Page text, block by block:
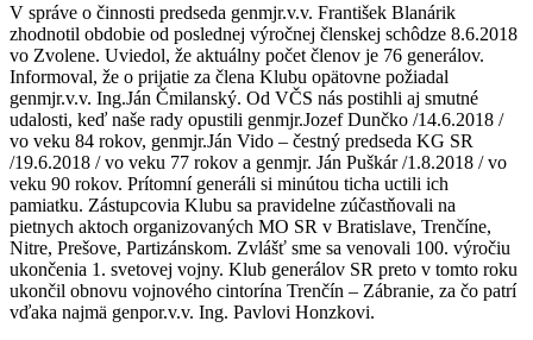
V správe o činnosti predseda genmjr.v.v. František Blanárik
zhodnotil obdobie od poslednej výročnej členskej schôdze 8.6.2018
vo Zvolene. Uviedol, že aktuálny počet členov je 76 generálov.
Informoval, že o prijatie za člena Klubu opätovne požiadal
genmjr.v.v. Ing.Ján Čmilanský. Od VČS nás postihli aj smutné
udalosti, keď naše rady opustili genmjr.Jozef Dunčko /14.6.2018 /
vo veku 84 rokov, genmjr.Ján Vido – čestný predseda KG SR
/19.6.2018 / vo veku 77 rokov a genmjr. Ján Puškár /1.8.2018 / vo
veku 90 rokov. Prítomní generáli si minútou ticha uctili ich
pamiatku. Zástupcovia Klubu sa pravidelne zúčastňovali na
pietnych aktoch organizovaných MO SR v Bratislave, Trenčíne,
Nitre, Prešove, Partizánskom. Zvlášť sme sa venovali 100. výročiu
ukončenia 1. svetovej vojny. Klub generálov SR preto v tomto roku
ukončil obnovu vojnového cintorína Trenčín – Zábranie, za čo patrí
vďaka najmä genpor.v.v. Ing. Pavlovi Honzkovi.